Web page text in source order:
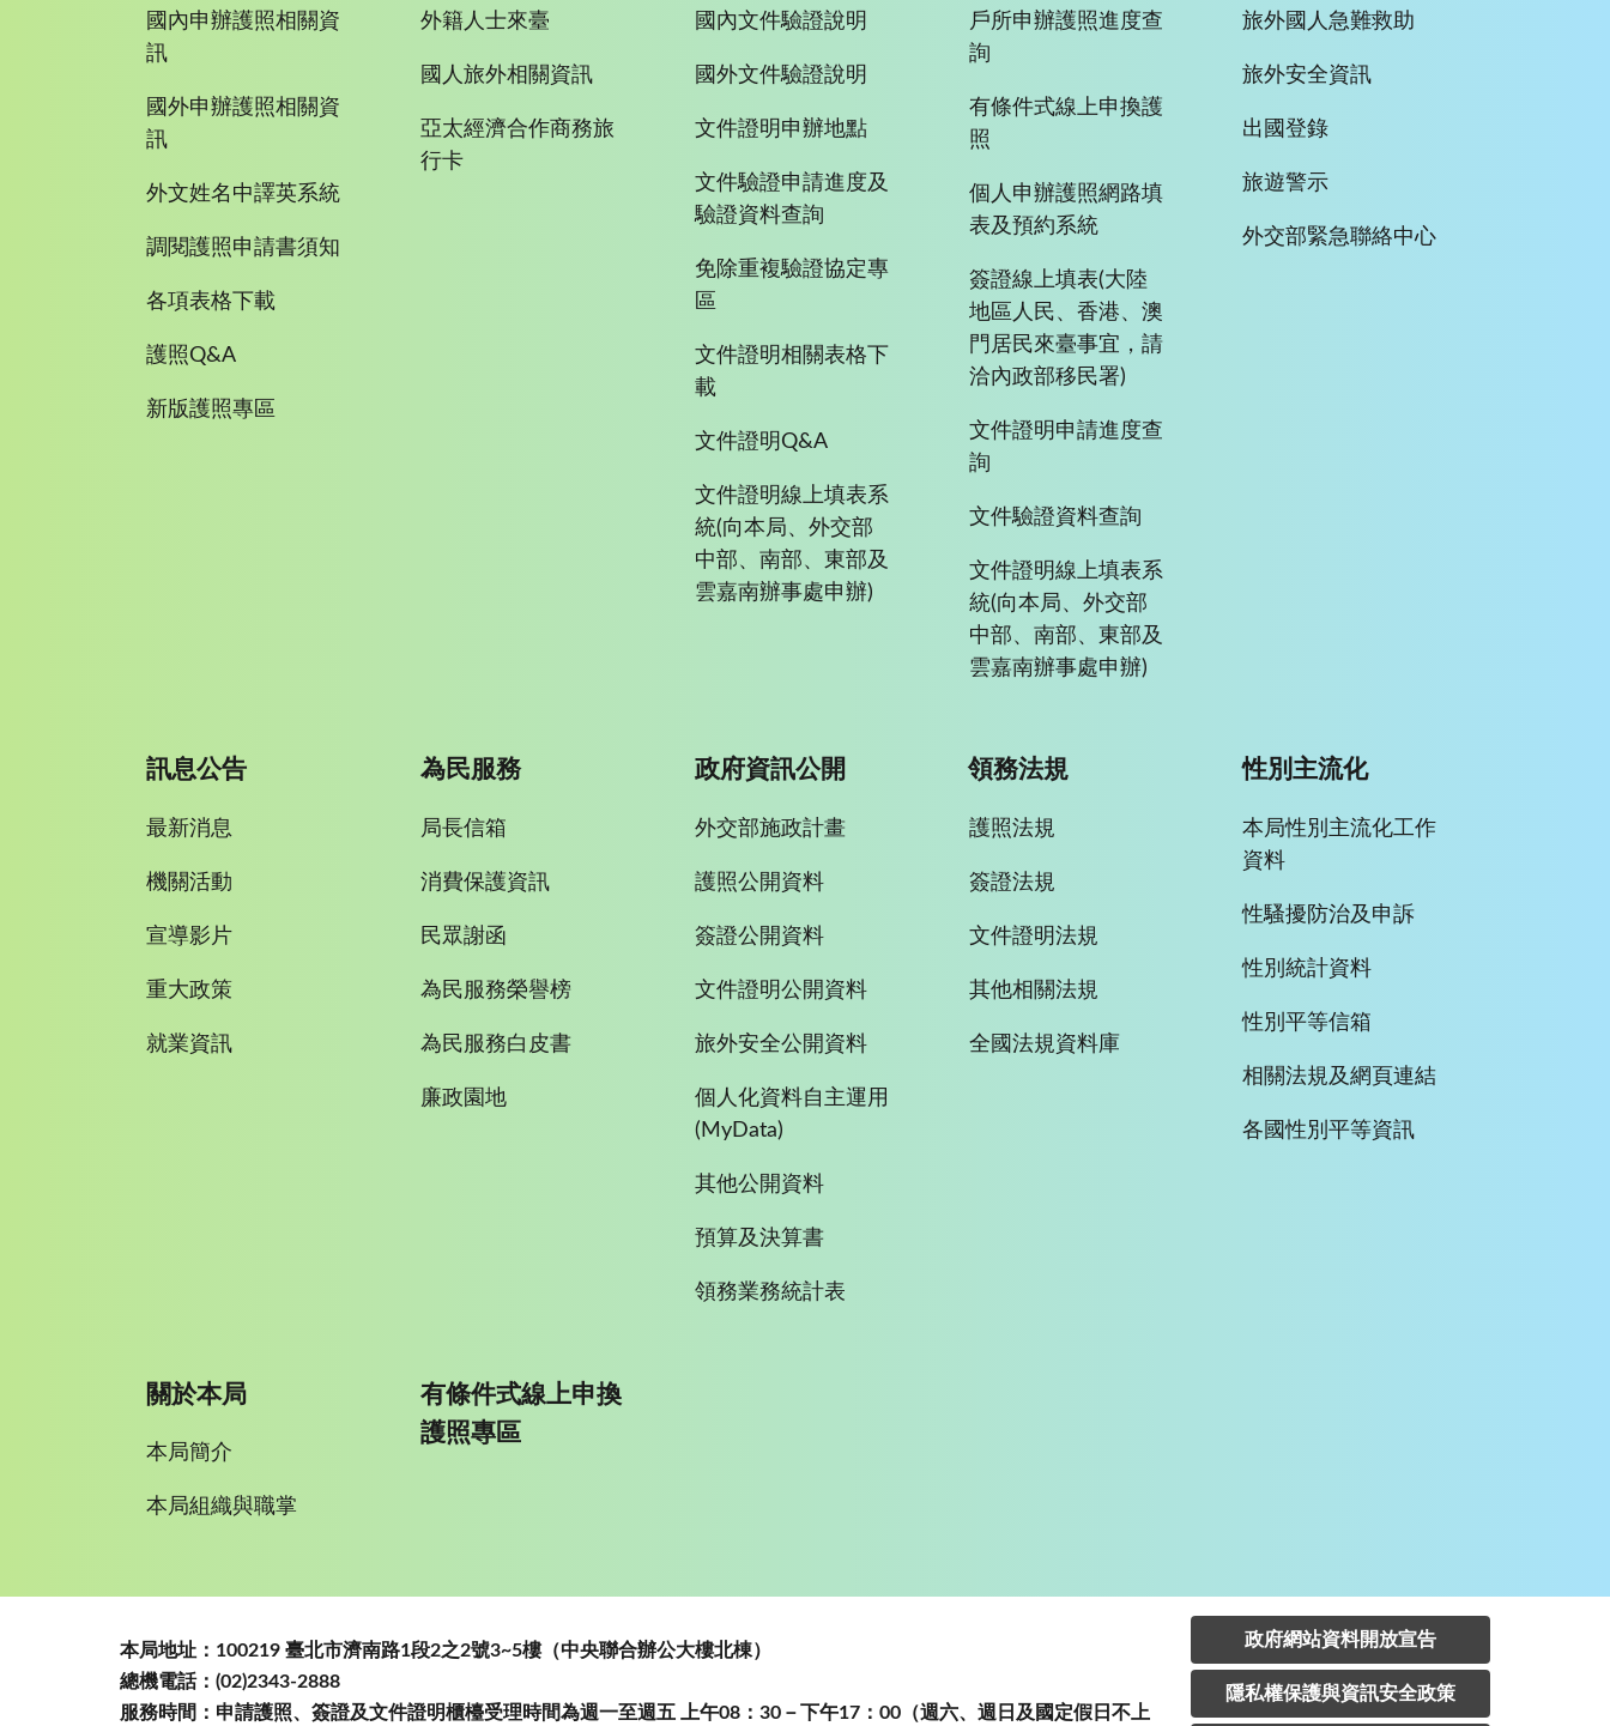
國內申辦護照相關資
訊
國外申辦護照相關資
訊
外文姓名中譯英系統
調閱護照申請書須知
各項表格下載
護照Q&A
新版護照專區
外籍人士來臺
國人旅外相關資訊
亞太經濟合作商務旅
行卡
國內文件驗證說明
國外文件驗證說明
文件證明申辦地點
文件驗證申請進度及
驗證資料查詢
免除重複驗證協定專
區
文件證明相關表格下
載
文件證明Q&A
文件證明線上填表系
統(向本局、外交部
中部、南部、東部及
雲嘉南辦事處申辦)
戶所申辦護照進度查
詢
有條件式線上申換護
照
個人申辦護照網路填
表及預約系統
簽證線上填表(大陸
地區人民、香港、澳
門居民來臺事宜，請
洽內政部移民署)
文件證明申請進度查
詢
文件驗證資料查詢
文件證明線上填表系
統(向本局、外交部
中部、南部、東部及
雲嘉南辦事處申辦)
旅外國人急難救助
旅外安全資訊
出國登錄
旅遊警示
外交部緊急聯絡中心
訊息公告
最新消息
機關活動
宣導影片
重大政策
就業資訊
為民服務
局長信箱
消費保護資訊
民眾謝函
為民服務榮譽榜
為民服務白皮書
廉政園地
政府資訊公開
外交部施政計畫
護照公開資料
簽證公開資料
文件證明公開資料
旅外安全公開資料
個人化資料自主運用
(MyData)
其他公開資料
預算及決算書
領務業務統計表
領務法規
護照法規
簽證法規
文件證明法規
其他相關法規
全國法規資料庫
性別主流化
本局性別主流化工作
資料
性騷擾防治及申訴
性別統計資料
性別平等信箱
相關法規及網頁連結
各國性別平等資訊
關於本局
本局簡介
本局組織與職掌
有條件式線上申換
護照專區
本局地址：100219 臺北市濟南路1段2之2號3~5樓（中央聯合辦公大樓北棟）
總機電話：(02)2343-2888
服務時間：申請護照、簽證及文件證明櫃檯受理時間為週一至週五 上午08：30－下午17：00（週六、週日及國定假日不上
政府網站資料開放宣告
隱私權保護與資訊安全政策